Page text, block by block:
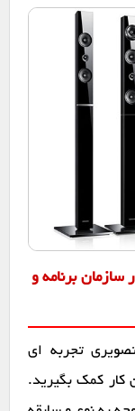
برنامه و
تجربه ای
کار کمک بگیرید.